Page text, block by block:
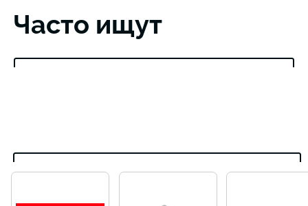
Часто ищут